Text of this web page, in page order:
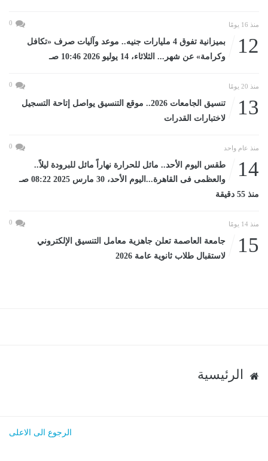
منذ 16 يومًا 0
12
بميزانية تفوق 4 مليارات جنيه.. موعد وآليات صرف «تكافل
وكرامة» عن شهر... الثلاثاء، 14 يوليو 2026 10:46 صـ
منذ 20 يومًا 0
13
تنسيق الجامعات 2026.. موقع التنسيق يواصل إتاحة التسجيل
لاختبارات القدرات
منذ عام واحد 0
14
طقس اليوم الأحد.. مائل للحرارة نهاراً مائل للبرودة ليلاً..
والعظمى فى القاهرة...اليوم الأحد، 30 مارس 2025 08:22 صـ
منذ 55 دقيقة
منذ 14 يومًا 0
15
جامعة العاصمة تعلن جاهزية معامل التنسيق الإلكتروني
لاستقبال طلاب ثانوية عامة 2026
الرئيسية
الرجوع الى الاعلى